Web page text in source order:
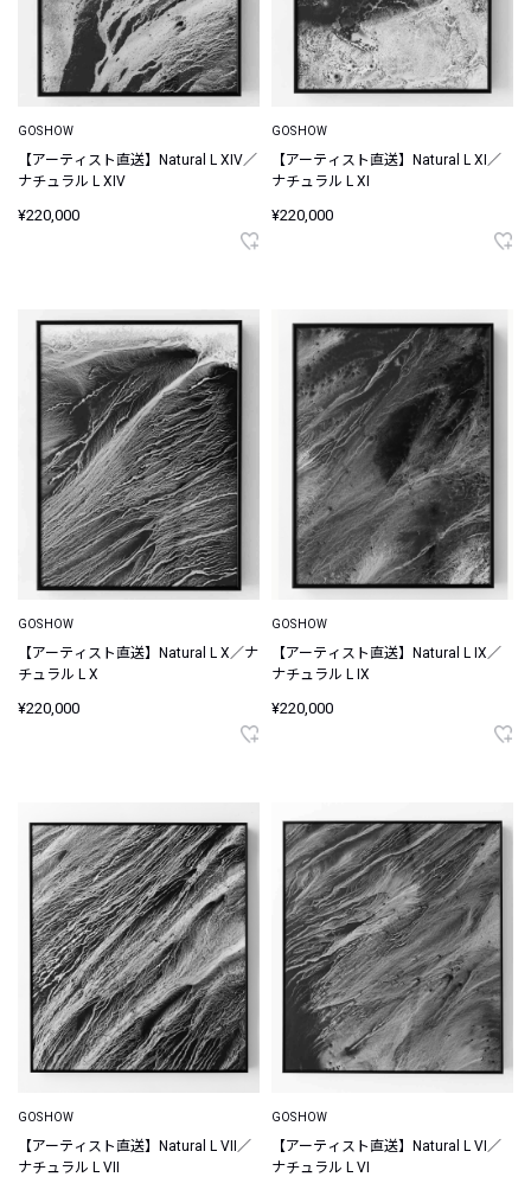
GOSHOW
【アーティスト直送】Natural L XIV／
ナチュラル L XIV
¥220,000
GOSHOW
【アーティスト直送】Natural L XI／
ナチュラル L XI
¥220,000
GOSHOW
【アーティスト直送】Natural L X／ナ
チュラル L X
¥220,000
GOSHOW
【アーティスト直送】Natural L IX／
ナチュラル L IX
¥220,000
GOSHOW
【アーティスト直送】Natural L VII／
ナチュラル L VII
GOSHOW
【アーティスト直送】Natural L VI／
ナチュラル L VI